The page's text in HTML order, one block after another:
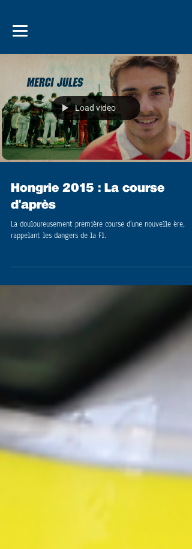
Load video
Hongrie 2015 : La course
d'après
La douloureusement première course d'une nouvelle ère,
rappelant les dangers de la F1.